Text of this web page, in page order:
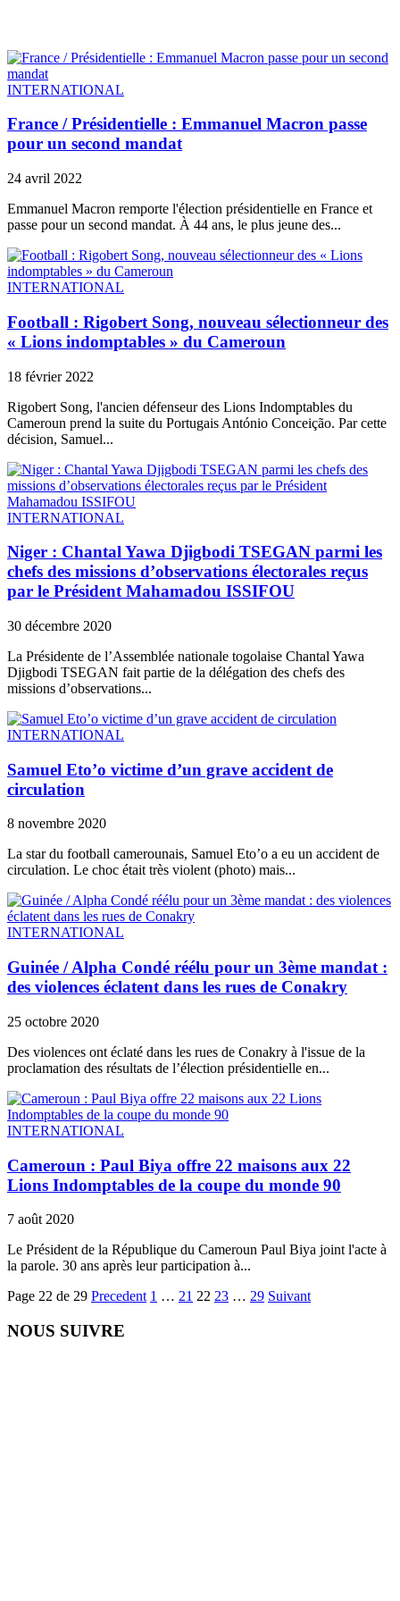
INTERNATIONAL
France / Présidentielle : Emmanuel Macron passe
pour un second mandat
24 avril 2022
Emmanuel Macron remporte l'élection présidentielle en France et
passe pour un second mandat. À 44 ans, le plus jeune des...
INTERNATIONAL
Football : Rigobert Song, nouveau sélectionneur des
« Lions indomptables » du Cameroun
18 février 2022
​Rigobert Song, l'ancien défenseur des Lions Indomptables du
Cameroun prend la suite du Portugais António Conceição. Par cette
décision, Samuel...
INTERNATIONAL
Niger : Chantal Yawa Djigbodi TSEGAN parmi les
chefs des missions d’observations électorales reçus
par le Président Mahamadou ISSIFOU
30 décembre 2020
La Présidente de l’Assemblée nationale togolaise Chantal Yawa
Djigbodi TSEGAN fait partie de la délégation des chefs des
missions d’observations...
INTERNATIONAL
Samuel Eto’o victime d’un grave accident de
circulation
8 novembre 2020
La star du football camerounais, Samuel Eto’o a eu un accident de
circulation. Le choc était très violent (photo) mais...
INTERNATIONAL
Guinée / Alpha Condé réélu pour un 3ème mandat :
des violences éclatent dans les rues de Conakry
25 octobre 2020
Des violences ont éclaté dans les rues de Conakry à l'issue de la
proclamation des résultats de l’élection présidentielle en...
INTERNATIONAL
Cameroun : Paul Biya offre 22 maisons aux 22
Lions Indomptables de la coupe du monde 90
7 août 2020
Le Président de la République du Cameroun Paul Biya joint l'acte à
la parole. 30 ans après leur participation à...
Page 22 de 29 Precedent 1 … 21 22 23 … 29 Suivant
NOUS SUIVRE